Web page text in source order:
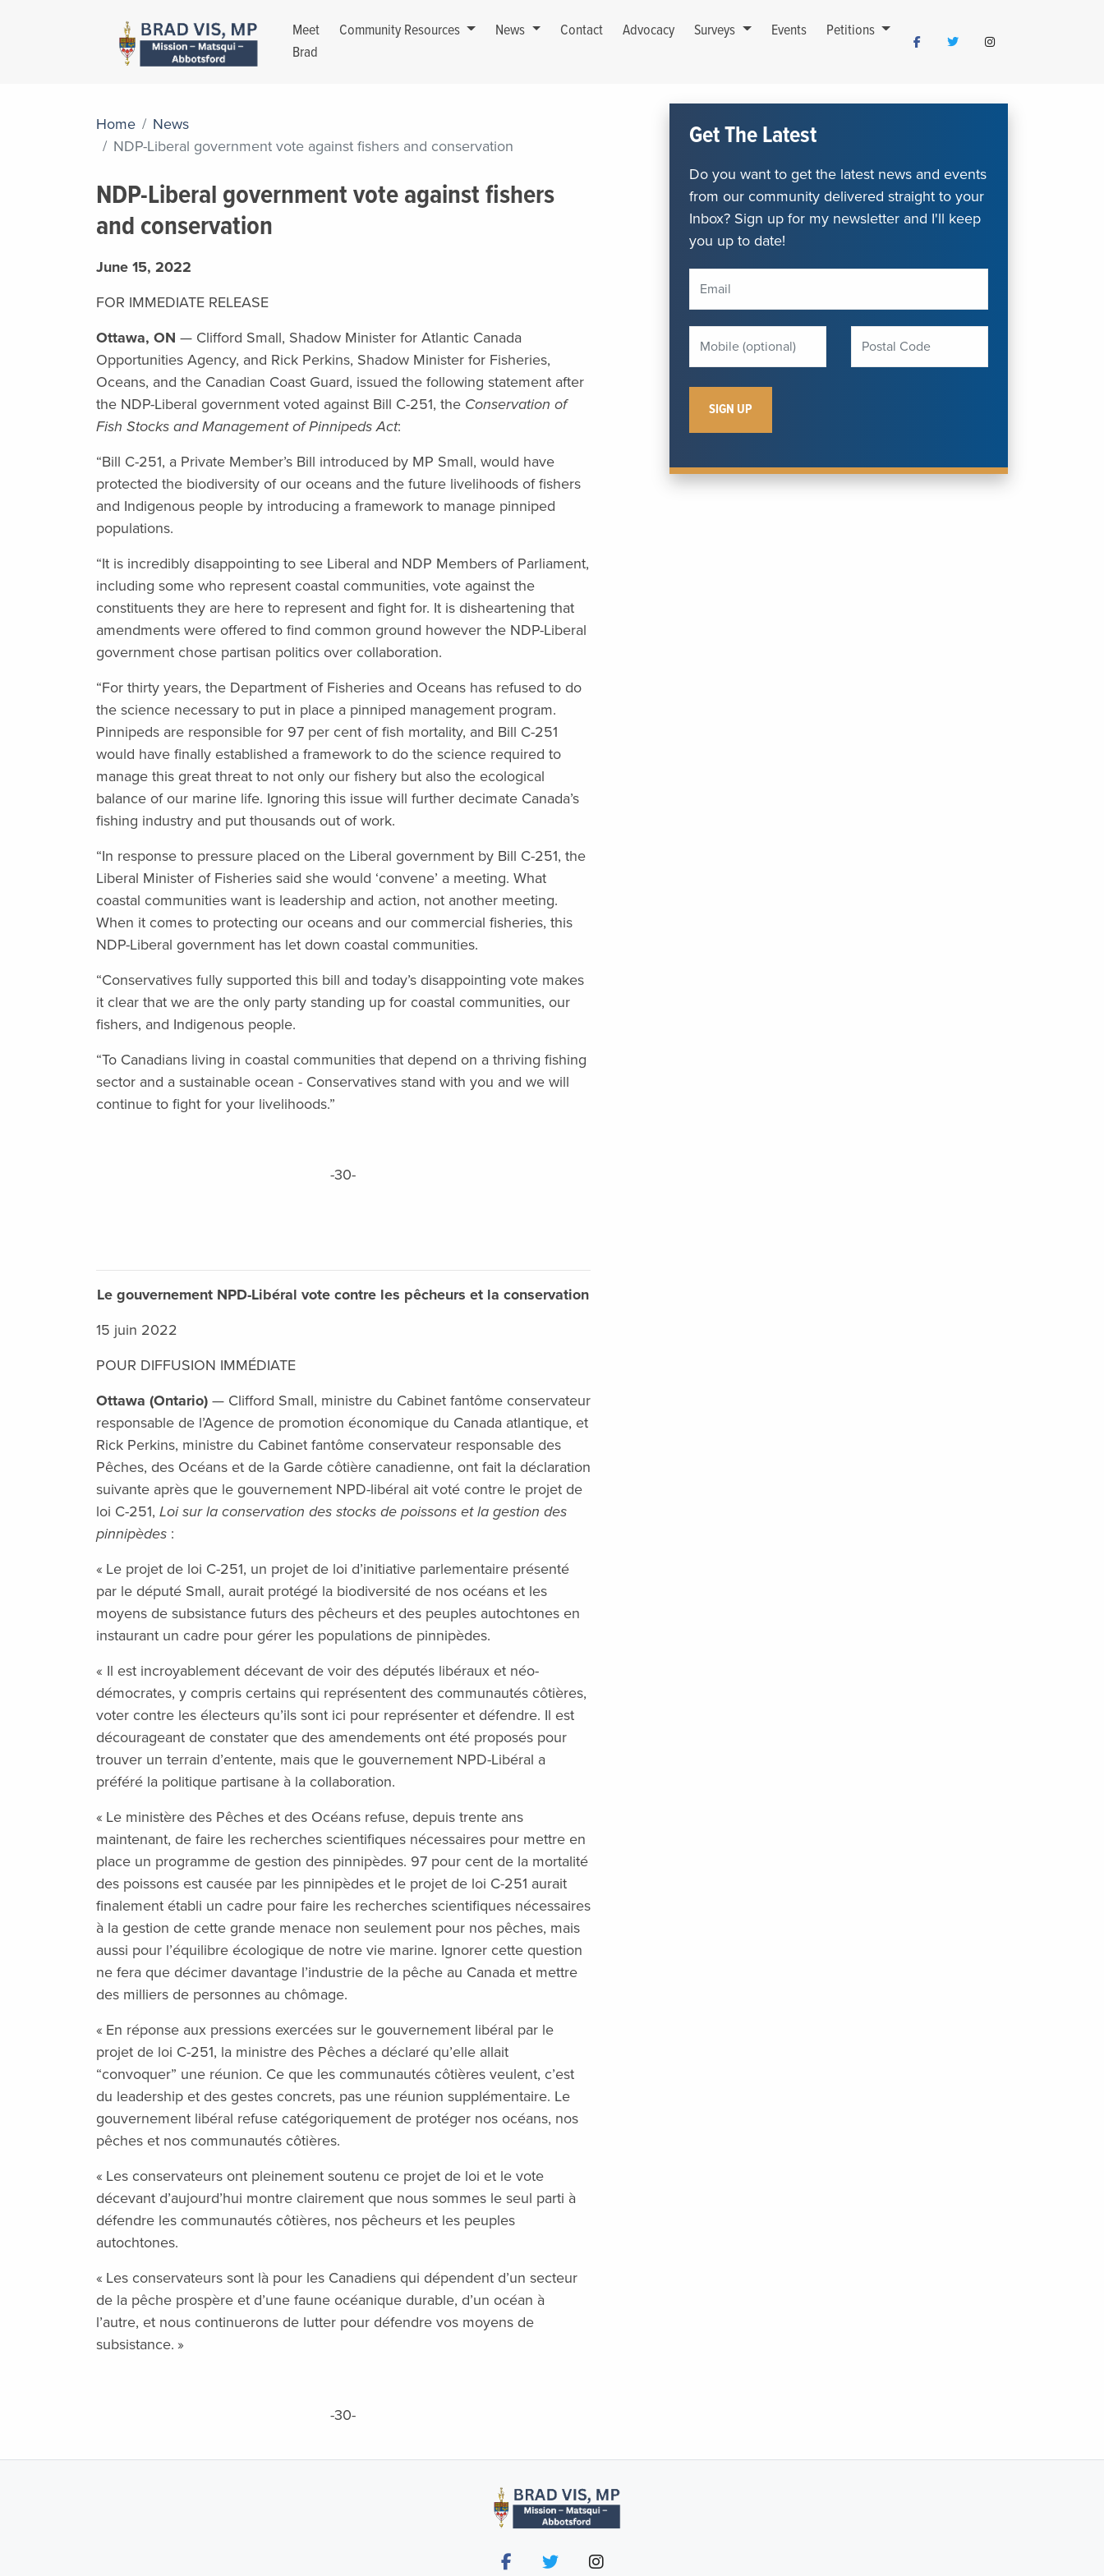
Meet
Brad
Community Resources News Contact Advocacy Surveys Events Petitions
Home
News
NDP-Liberal government vote against fishers and conservation
NDP-Liberal government vote against fishers
and conservation
June 15, 2022
FOR IMMEDIATE RELEASE
Ottawa, ON — Clifford Small, Shadow Minister for Atlantic Canada
Opportunities Agency, and Rick Perkins, Shadow Minister for Fisheries,
Oceans, and the Canadian Coast Guard, issued the following statement after
the NDP-Liberal government voted against Bill C-251, the Conservation of
Fish Stocks and Management of Pinnipeds Act:
“Bill C-251, a Private Member’s Bill introduced by MP Small, would have
protected the biodiversity of our oceans and the future livelihoods of fishers
and Indigenous people by introducing a framework to manage pinniped
populations.
“It is incredibly disappointing to see Liberal and NDP Members of Parliament,
including some who represent coastal communities, vote against the
constituents they are here to represent and fight for. It is disheartening that
amendments were offered to find common ground however the NDP-Liberal
government chose partisan politics over collaboration.
“For thirty years, the Department of Fisheries and Oceans has refused to do
the science necessary to put in place a pinniped management program.
Pinnipeds are responsible for 97 per cent of fish mortality, and Bill C-251
would have finally established a framework to do the science required to
manage this great threat to not only our fishery but also the ecological
balance of our marine life. Ignoring this issue will further decimate Canada’s
fishing industry and put thousands out of work.
“In response to pressure placed on the Liberal government by Bill C-251, the
Liberal Minister of Fisheries said she would ‘convene’ a meeting. What
coastal communities want is leadership and action, not another meeting.
When it comes to protecting our oceans and our commercial fisheries, this
NDP-Liberal government has let down coastal communities.
“Conservatives fully supported this bill and today’s disappointing vote makes
it clear that we are the only party standing up for coastal communities, our
fishers, and Indigenous people.
“To Canadians living in coastal communities that depend on a thriving fishing
sector and a sustainable ocean - Conservatives stand with you and we will
continue to fight for your livelihoods.”
-30-
Le gouvernement NPD-Libéral vote contre les pêcheurs et la conservation
15 juin 2022
POUR DIFFUSION IMMÉDIATE
Ottawa (Ontario) — Clifford Small, ministre du Cabinet fantôme conservateur
responsable de l’Agence de promotion économique du Canada atlantique, et
Rick Perkins, ministre du Cabinet fantôme conservateur responsable des
Pêches, des Océans et de la Garde côtière canadienne, ont fait la déclaration
suivante après que le gouvernement NPD-libéral ait voté contre le projet de
loi C-251, Loi sur la conservation des stocks de poissons et la gestion des
pinnipèdes :
« Le projet de loi C-251, un projet de loi d’initiative parlementaire présenté
par le député Small, aurait protégé la biodiversité de nos océans et les
moyens de subsistance futurs des pêcheurs et des peuples autochtones en
instaurant un cadre pour gérer les populations de pinnipèdes.
« Il est incroyablement décevant de voir des députés libéraux et néo-
démocrates, y compris certains qui représentent des communautés côtières,
voter contre les électeurs qu’ils sont ici pour représenter et défendre. Il est
décourageant de constater que des amendements ont été proposés pour
trouver un terrain d’entente, mais que le gouvernement NPD-Libéral a
préféré la politique partisane à la collaboration.
« Le ministère des Pêches et des Océans refuse, depuis trente ans
maintenant, de faire les recherches scientifiques nécessaires pour mettre en
place un programme de gestion des pinnipèdes. 97 pour cent de la mortalité
des poissons est causée par les pinnipèdes et le projet de loi C-251 aurait
finalement établi un cadre pour faire les recherches scientifiques nécessaires
à la gestion de cette grande menace non seulement pour nos pêches, mais
aussi pour l’équilibre écologique de notre vie marine. Ignorer cette question
ne fera que décimer davantage l’industrie de la pêche au Canada et mettre
des milliers de personnes au chômage.
« En réponse aux pressions exercées sur le gouvernement libéral par le
projet de loi C-251, la ministre des Pêches a déclaré qu’elle allait
“convoquer” une réunion. Ce que les communautés côtières veulent, c’est
du leadership et des gestes concrets, pas une réunion supplémentaire. Le
gouvernement libéral refuse catégoriquement de protéger nos océans, nos
pêches et nos communautés côtières.
« Les conservateurs ont pleinement soutenu ce projet de loi et le vote
décevant d’aujourd’hui montre clairement que nous sommes le seul parti à
défendre les communautés côtières, nos pêcheurs et les peuples
autochtones.
« Les conservateurs sont là pour les Canadiens qui dépendent d’un secteur
de la pêche prospère et d’une faune océanique durable, d’un océan à
l’autre, et nous continuerons de lutter pour défendre vos moyens de
subsistance. »
-30-
Get The Latest
Do you want to get the latest news and events
from our community delivered straight to your
Inbox? Sign up for my newsletter and I'll keep
you up to date!